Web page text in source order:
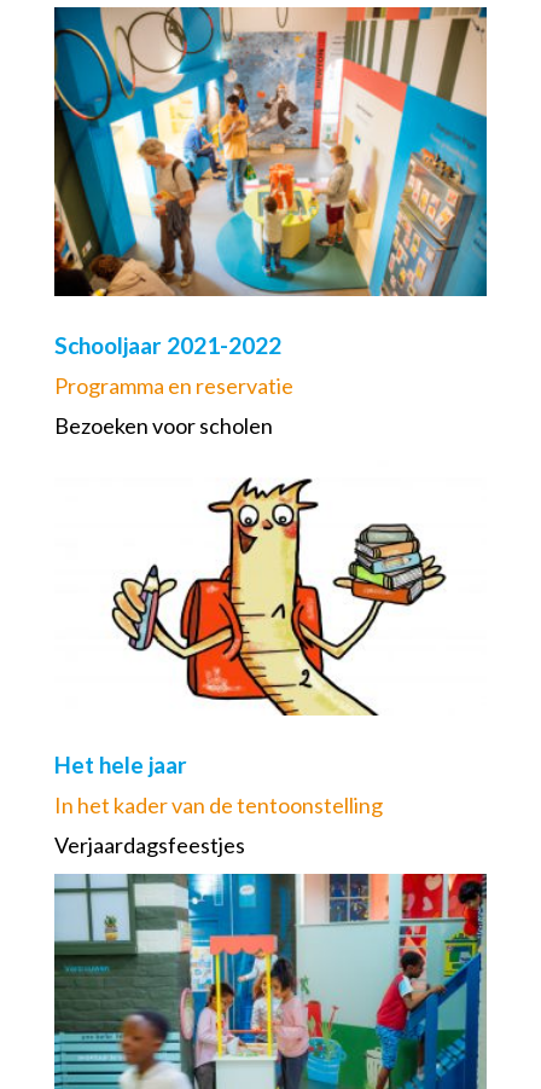
Schooljaar 2021-2022
Programma en reservatie
Bezoeken voor scholen
Het hele jaar
In het kader van de tentoonstelling
Verjaardagsfeestjes